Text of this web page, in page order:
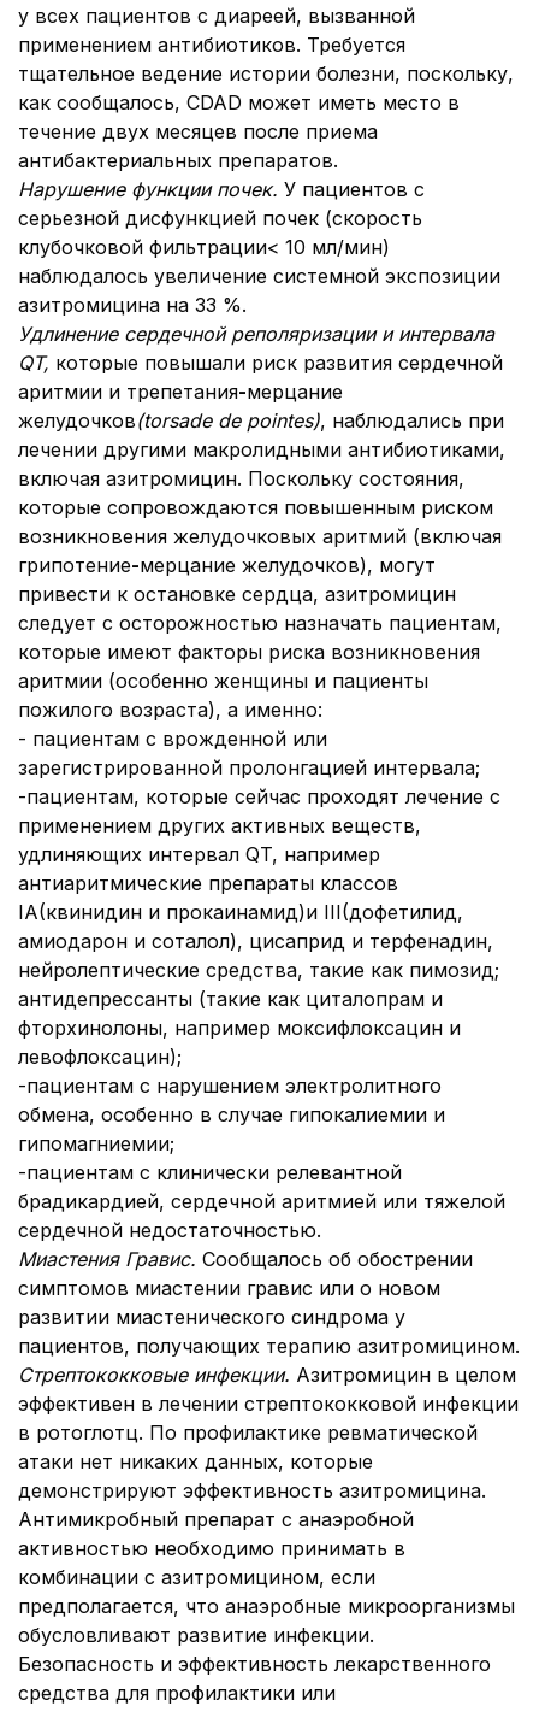
у всех пациентов с диареей, вызванной
применением антибиотиков. Требуется
тщательное ведение истории болезни, поскольку,
как сообщалось, CDAD может иметь место в
течение двух месяцев после приема
антибактериальных препаратов.
Нарушение функции почек. У пациентов с
серьезной дисфункцией почек (скорость
клубочковой фильтрации< 10 мл/мин)
наблюдалось увеличение системной экспозиции
азитромицина на 33 %.
Удлинение сердечной реполяризации и интервала
QT, которые повышали риск развития сердечной
аритмии и трепетания-мерцание
желудочков(torsade de pointes), наблюдались при
лечении другими макролидными антибиотиками,
включая азитромицин. Поскольку состояния,
которые сопровождаются повышенным риском
возникновения желудочковых аритмий (включая
грипотение-мерцание желудочков), могут
привести к остановке сердца, азитромицин
следует с осторожностью назначать пациентам,
которые имеют факторы риска возникновения
аритмии (особенно женщины и пациенты
пожилого возраста), а именно:
- пациентам с врожденной или
зарегистрированной пролонгацией интервала;
-пациентам, которые сейчас проходят лечение с
применением других активных веществ,
удлиняющих интервал QT, например
антиаритмические препараты классов
IA(квинидин и прокаинамид)и III(дофетилид,
амиодарон и соталол), цисаприд и терфенадин,
нейролептические средства, такие как пимозид;
антидепрессанты (такие как циталопрам и
фторхинолоны, например моксифлоксацин и
левофлоксацин);
-пациентам с нарушением электролитного
обмена, особенно в случае гипокалиемии и
гипомагниемии;
-пациентам с клинически релевантной
брадикардией, сердечной аритмией или тяжелой
сердечной недостаточностью.
Миастения Гравис. Сообщалось об обострении
симптомов миастении гравис или о новом
развитии миастенического синдрома у
пациентов, получающих терапию азитромицином.
Стрептококковые инфекции. Азитромицин в целом
эффективен в лечении стрептококковой инфекции
в ротоглотц. По профилактике ревматической
атаки нет никаких данных, которые
демонстрируют эффективность азитромицина.
Антимикробный препарат с анаэробной
активностью необходимо принимать в
комбинации с азитромицином, если
предполагается, что анаэробные микроорганизмы
обусловливают развитие инфекции.
Безопасность и эффективность лекарственного
средства для профилактики или